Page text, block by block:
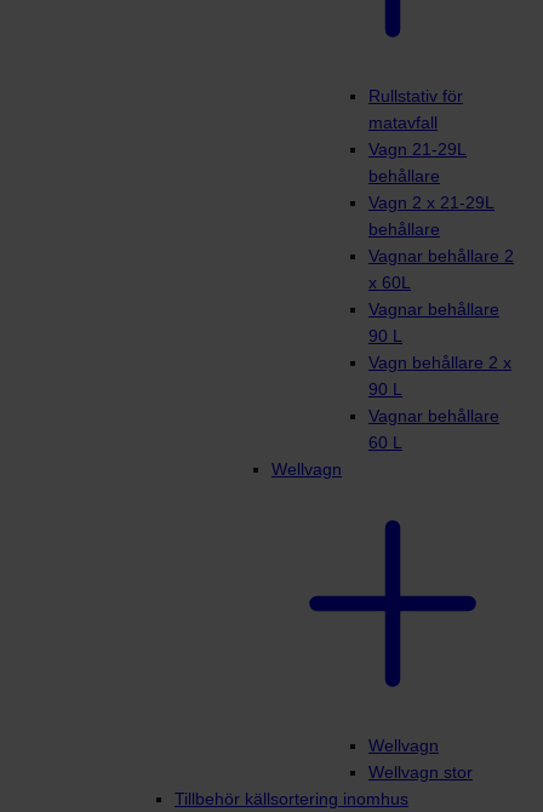
Rullstativ för
matavfall
Vagn 21-29L
behållare
Vagn 2 x 21-29L
behållare
Vagnar behållare 2
x 60L
Vagnar behållare
90 L
Vagn behållare 2 x
90 L
Vagnar behållare
60 L
Wellvagn
Wellvagn
Wellvagn stor
Tillbehör källsortering inomhus